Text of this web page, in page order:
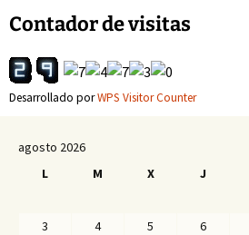
entradas
Contador de visitas
Desarrollado porWPS Visitor Counter
agosto 2026
L
M X J
3
4 5 6